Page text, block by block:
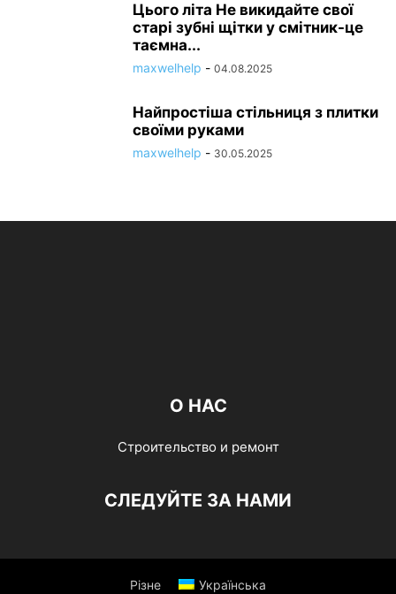
Цього літа Не викидайте свої
старі зубні щітки у смітник-це
таємна...
maxwelhelp - 04.08.2025
Найпростіша стільниця з плитки
своїми руками
maxwelhelp - 30.05.2025
О НАС
Строительство и ремонт
СЛЕДУЙТЕ ЗА НАМИ
Різне Українська